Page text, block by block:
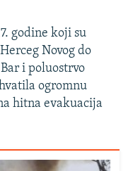
godine koji su
Novog do
i poluostrvo
ogromnu
hitna evakuacija